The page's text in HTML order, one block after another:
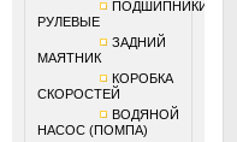
ПОДШИПНИКИ
РУЛЕВЫЕ
ЗАДНИЙ
МАЯТНИК
КОРОБКА
СКОРОСТЕЙ
ВОДЯНОЙ
НАСОС (ПОМПА)